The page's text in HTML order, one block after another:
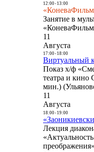
12:00- 13:00
Занятие в
11
Августа
17:00- 18:00
Виртуальный
Показ х/ф
театра и кино
мин.)
11
Августа
18:00- 19:00
Лекция